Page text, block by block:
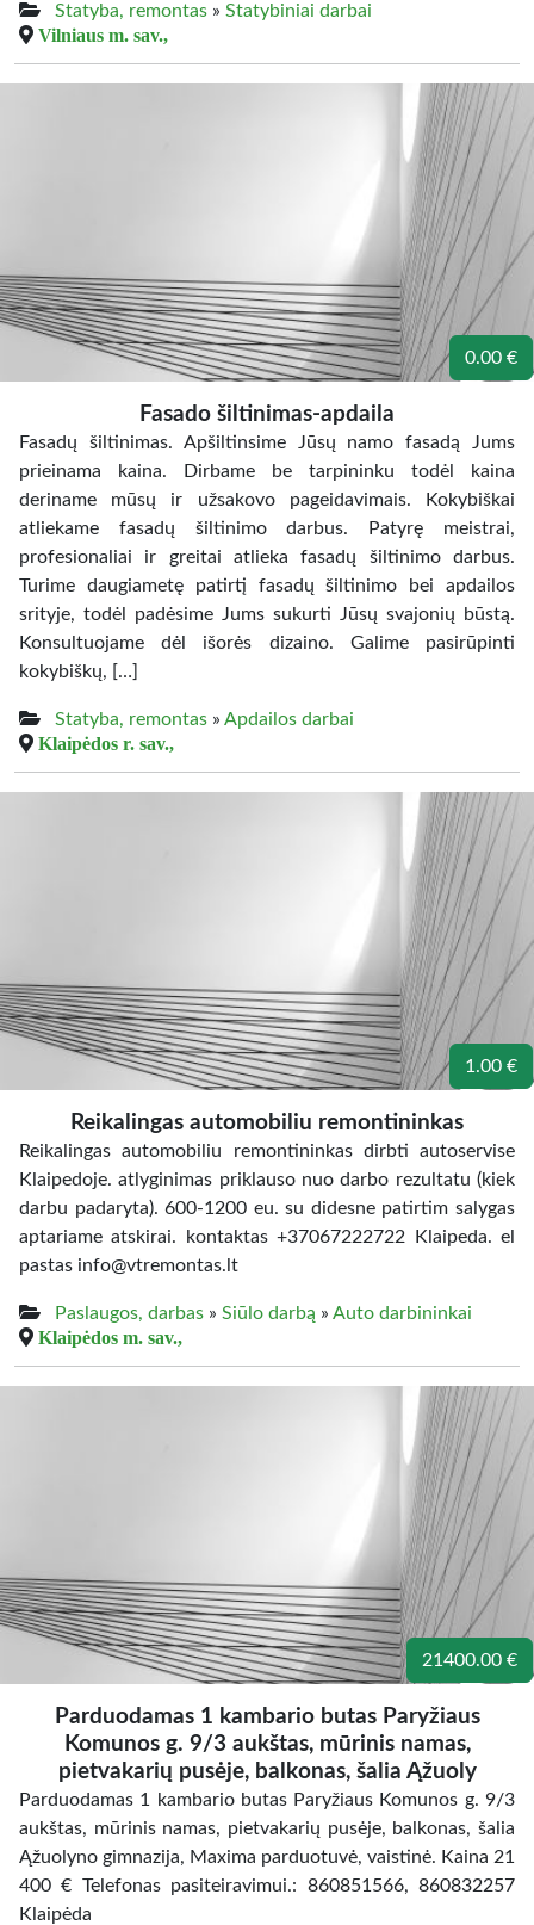
Statyba, remontas » Statybiniai darbai
Vilniaus m. sav.,
0.00 €
Fasado šiltinimas-apdaila
Fasadų šiltinimas. Apšiltinsime Jūsų namo fasadą Jums
prieinama kaina. Dirbame be tarpininku todėl kaina
deriname mūsų ir užsakovo pageidavimais. Kokybiškai
atliekame fasadų šiltinimo darbus. Patyrę meistrai,
profesionaliai ir greitai atlieka fasadų šiltinimo darbus.
Turime daugiametę patirtį fasadų šiltinimo bei apdailos
srityje, todėl padėsime Jums sukurti Jūsų svajonių būstą.
Konsultuojame dėl išorės dizaino. Galime pasirūpinti
kokybiškų, […]
Statyba, remontas » Apdailos darbai
Klaipėdos r. sav.,
1.00 €
Reikalingas automobiliu remontininkas
Reikalingas automobiliu remontininkas dirbti autoservise
Klaipedoje. atlyginimas priklauso nuo darbo rezultatu (kiek
darbu padaryta). 600-1200 eu. su didesne patirtim salygas
aptariame atskirai. kontaktas +37067222722 Klaipeda. el
pastas info@vtremontas.lt
Paslaugos, darbas » Siūlo darbą » Auto darbininkai
Klaipėdos m. sav.,
21400.00 €
Parduodamas 1 kambario butas Paryžiaus
Komunos g. 9/3 aukštas, mūrinis namas,
pietvakarių pusėje, balkonas, šalia Ąžuoly
Parduodamas 1 kambario butas Paryžiaus Komunos g. 9/3
aukštas, mūrinis namas, pietvakarių pusėje, balkonas, šalia
Ąžuolyno gimnazija, Maxima parduotuvė, vaistinė. Kaina 21
400 € Telefonas pasiteiravimui.: 860851566, 860832257
Klaipėda